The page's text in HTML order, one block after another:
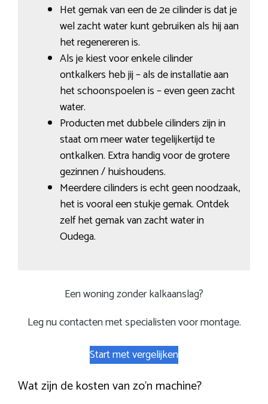
Het gemak van een de 2e cilinder is dat je
wel zacht water kunt gebruiken als hij aan
het regenereren is.
Als je kiest voor enkele cilinder
ontkalkers heb jij – als de installatie aan
het schoonspoelen is – even geen zacht
water.
Producten met dubbele cilinders zijn in
staat om meer water tegelijkertijd te
ontkalken. Extra handig voor de grotere
gezinnen / huishoudens.
Meerdere cilinders is echt geen noodzaak,
het is vooral een stukje gemak. Ontdek
zelf het gemak van zacht water in
Oudega.
Een woning zonder kalkaanslag?
Leg nu contacten met specialisten voor montage.
Start met vergelijken
Wat zijn de kosten van zo’n machine?